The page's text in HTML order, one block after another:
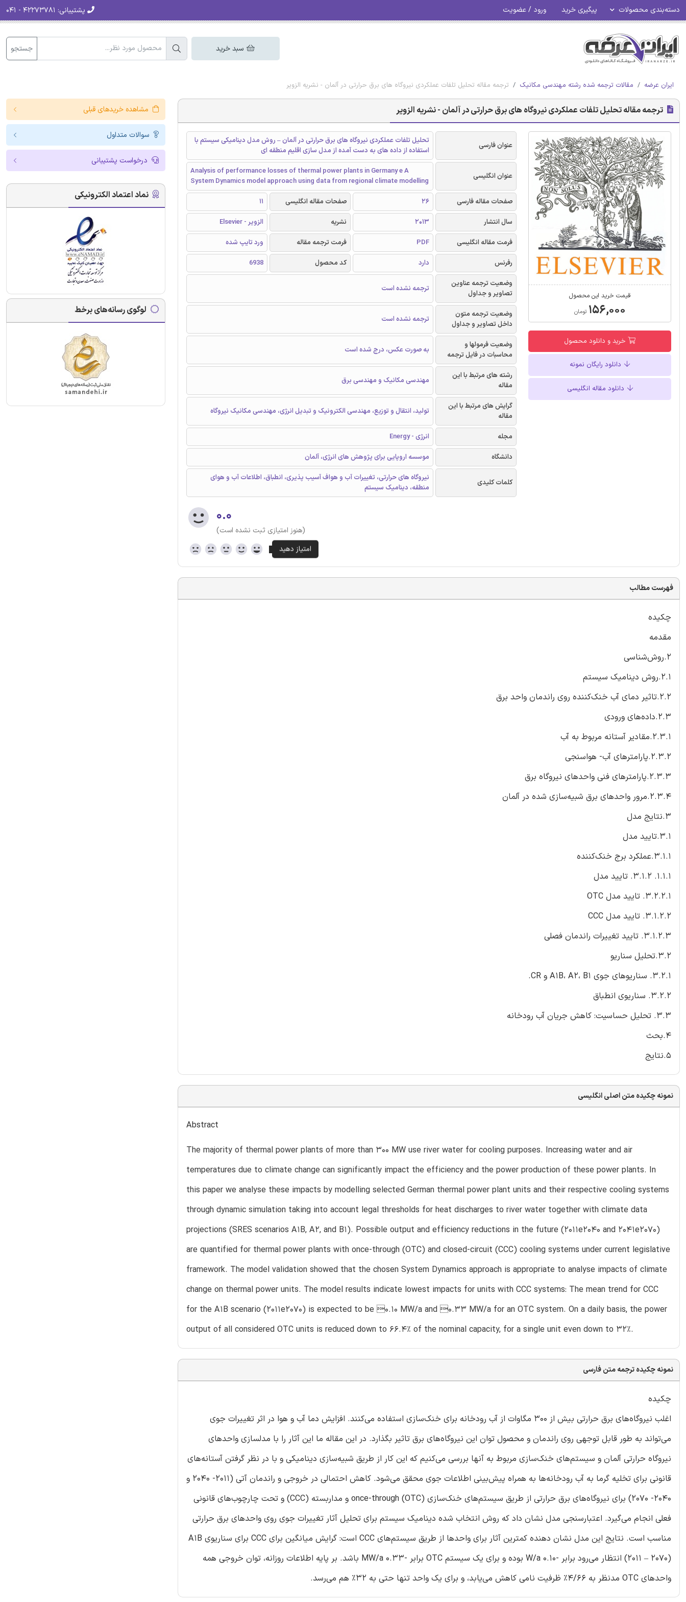
دسته‌بندی محصولات پیگیری خرید ورود / عضویت پشتیبانی:
سبد خرید جستجو
ایران عرضه مقالات ترجمه شده رشته مهندسی مکانیک ترجمه مقاله تحلیل تلفات عملکردی نیروگاه های برق حرارتی در آلمان - نشریه الزویر
ترجمه مقاله تحلیل تلفات عملکردی نیروگاه های برق حرارتی در آلمان - نشریه الزویر
قیمت خرید این محصول
۱۵۶,۰۰۰ تومان
خرید و دانلود محصول
دانلود رایگان نمونه
دانلود مقاله انگلیسی
عنوان فارسی
تحلیل تلفات عملکردی نیروگاه های برق حرارتی در آلمان – روش مدل دینامیکی سیستم با
استفاده از داده های به دست آمده از مدل سازی اقلیم منطقه ای
عنوان انگلیسی
Analysis of performance losses of thermal power plants in Germany e A
System Dynamics model approach using data from regional climate modelling
صفحات مقاله فارسی
26 صفحات مقاله انگلیسی
11
سال انتشار
2013 نشریه
الزویر - Elsevier
فرمت مقاله انگلیسی
PDF فرمت ترجمه مقاله
ورد تایپ شده
رفرنس
دارد کد محصول
6938
وضعیت ترجمه عناوین
تصاویر و جداول
ترجمه نشده است
وضعیت ترجمه متون
داخل تصاویر و جداول
ترجمه نشده است
وضعیت فرمولها و
محاسبات در فایل ترجمه
به صورت عکس، درج شده است
رشته های مرتبط با این
مقاله
مهندسی مکانیک و مهندسی برق
گرایش های مرتبط با این
مقاله
تولید، انتقال و توزیع، مهندسی الکترونیک و تبدیل انرژی، مهندسی مکانیک نیروگاه
مجله
انرژی - Energy
دانشگاه
موسسه اروپایی برای پژوهش های انرژی، آلمان
کلمات کلیدی
نیروگاه های حرارتی، تغییرات آب و هواف آسیب پذیری، انطباق، اطلاعات آب و هوای
منطقه، دینامیک سیستم
۰.۰
(هنوز امتیازی ثبت نشده است)
فهرست مطالب
چکیده
مقدمه
2.روش‌شناسی
2.1.روش دینامیک سیستم
2.2.تاثیر دمای آب خنک‌کننده روی راندمان واحد برق
2.3.داده‌های ورودی
2.3.1.مقادیر آستانه مربوط به آب
2.3.2.پارامترهای آب- هواسنجی
2.3.3.پارامترهای فنی واحدهای نیروگاه‌ برق
2.3.4.مرور واحدهای برق شبیه‌سازی شده در آلمان
3.نتایج مدل
3.1.تایید مدل
3.1.1.عملکرد برج خنک‌کننده
1.1.1. 3.1.2. تایید مدل
3.2.2.1. تایید مدل OTC
3.1.2.2. تایید مدل CCC
3.1.2.3. تایید تغییرات راندمان فصلی
3.2.تحلیل سناریو
3.2.1. سناریوهای جوی A1B، A2، B1 و CR.
3.2.2. سناریوی انطباق
3.3. تحلیل حساسیت: کاهش جریان آب رودخانه
4.بحث
5.نتایج
نمونه چکیده متن اصلی انگلیسی
Abstract
The majority of thermal power plants of more than 300 MW use river water for cooling purposes. Increasing water and air
temperatures due to climate change can significantly impact the efficiency and the power production of these power plants. In
this paper we analyse these impacts by modelling selected German thermal power plant units and their respective cooling systems
through dynamic simulation taking into account legal thresholds for heat discharges to river water together with climate data
projections (SRES scenarios A1B, A2, and B1). Possible output and efficiency reductions in the future (2011e2040 and 2041e2070)
are quantified for thermal power plants with once-through (OTC) and closed-circuit (CCC) cooling systems under current legislative
framework. The model validation showed that the chosen System Dynamics approach is appropriate to analyse impacts of climate
change on thermal power units. The model results indicate lowest impacts for units with CCC systems: The mean trend for CCC
for the A1B scenario (2011e2070) is expected to be 0.10 MW/a and 0.33 MW/a for an OTC system. On a daily basis, the power
output of all considered OTC units is reduced down to 66.4% of the nominal capacity, for a single unit even down to 32%.
نمونه چکیده ترجمه متن فارسی
چکیده
اغلب نیروگاه‌های برق حرارتی بیش از 300 مگاوات از آب رودخانه برای خنک‌سازی استفاده می‌کنند. افزایش دما آب و هوا در اثر تغییرات جوی
می‌تواند به طور قابل توجهی روی راندمان و محصول توان این نیروگاه‌های برق تاثیر بگذارد. در این مقاله ما این آثار را با مدلسازی واحدهای
نیروگاه حرارتی آلمان و سیستم‌های خنک‌سازی مربوط به آنها بررسی می‌کنیم که این کار از طریق شبیه‌سازی دینامیکی و با در نظر گرفتن آستانه‌های
قانونی برای تخلیه گرما به آب رودخانه‌ها به همراه پیش‌بینی اطلاعات جوی محقق می‌شود. کاهش احتمالی در خروجی و راندمان آتی (2011- 2040 و
2040- 2070) برای نیروگاه‌های برق حرارتی از طریق سیستم‌های خنک‌سازی once-through (OTC) و مداربسته (CCC) و تحت چارچوب‌های قانونی
فعلی انجام می‌گیرد. اعتبارسنجی مدل نشان داد که روش انتخاب شده دینامیک سیستم برای تحلیل آثار تغییرات جوی روی واحدهای برق حرارتی
مناسب است. نتایج این مدل نشان دهنده کمترین آثار برای واحد‌ها از طریق سیستم‌های CCC است: گرایش میانگین برای CCC برای سناریوی A1B
(2011 – 2070) انتظار می‌رود برابر -0.10 W/a بوده و برای یک سیستم OTC برابر -0.33 MW/a باشد. بر پایه اطلاعات روزانه، توان خروجی همه
واحدهای OTC مدنظر به 4/66% ظرفیت نامی کاهش می‌یابد، و برای یک واحد تنها حتی به 32% هم می‌رسد.
مشاهده خریدهای قبلی
سوالات متداول
درخواست پشتیبانی
نماد اعتماد الکترونیکی
لوگوی رسانه‌های برخط